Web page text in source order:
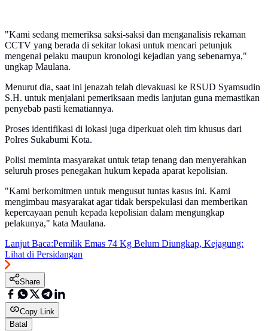
"Kami sedang memeriksa saksi-saksi dan menganalisis rekaman
CCTV yang berada di sekitar lokasi untuk mencari petunjuk
mengenai pelaku maupun kronologi kejadian yang sebenarnya,"
ungkap Maulana.
Menurut dia, saat ini jenazah telah dievakuasi ke RSUD Syamsudin
S.H. untuk menjalani pemeriksaan medis lanjutan guna memastikan
penyebab pasti kematiannya.
Proses identifikasi di lokasi juga diperkuat oleh tim khusus dari
Polres Sukabumi Kota.
Polisi meminta masyarakat untuk tetap tenang dan menyerahkan
seluruh proses penegakan hukum kepada aparat kepolisian.
"Kami berkomitmen untuk mengusut tuntas kasus ini. Kami
mengimbau masyarakat agar tidak berspekulasi dan memberikan
kepercayaan penuh kepada kepolisian dalam mengungkap
pelakunya," kata Maulana.
Lanjut Baca:Pemilik Emas 74 Kg Belum Diungkap, Kejagung:
Lihat di Persidangan
Share
Copy Link
Batal